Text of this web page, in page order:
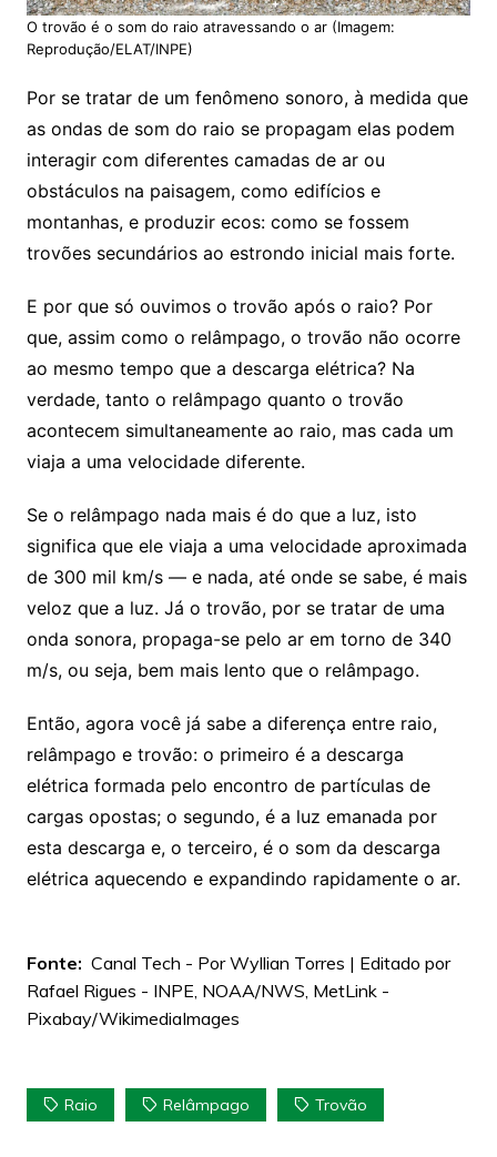
O trovão é o som do raio atravessando o ar (Imagem:
Reprodução/ELAT/INPE)
Por se tratar de um fenômeno sonoro, à medida que
as ondas de som do raio se propagam elas podem
interagir com diferentes camadas de ar ou
obstáculos na paisagem, como edifícios e
montanhas, e produzir ecos: como se fossem
trovões secundários ao estrondo inicial mais forte.
E por que só ouvimos o trovão após o raio? Por
que, assim como o relâmpago, o trovão não ocorre
ao mesmo tempo que a descarga elétrica? Na
verdade, tanto o relâmpago quanto o trovão
acontecem simultaneamente ao raio, mas cada um
viaja a uma velocidade diferente.
Se o relâmpago nada mais é do que a luz, isto
significa que ele viaja a uma velocidade aproximada
de 300 mil km/s — e nada, até onde se sabe, é mais
veloz que a luz. Já o trovão, por se tratar de uma
onda sonora, propaga-se pelo ar em torno de 340
m/s, ou seja, bem mais lento que o relâmpago.
Então, agora você já sabe a diferença entre raio,
relâmpago e trovão: o primeiro é a descarga
elétrica formada pelo encontro de partículas de
cargas opostas; o segundo, é a luz emanada por
esta descarga e, o terceiro, é o som da descarga
elétrica aquecendo e expandindo rapidamente o ar.
Fonte: Canal Tech - Por Wyllian Torres | Editado por
Rafael Rigues - INPE, NOAA/NWS, MetLink -
Pixabay/WikimediaImages
Raio Relâmpago Trovão